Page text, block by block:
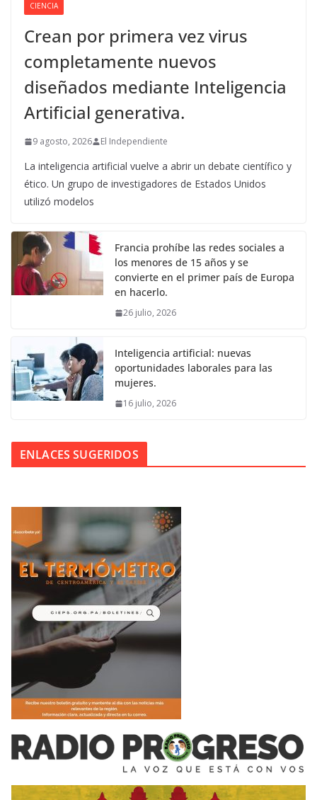
CIENCIA
Crean por primera vez virus
completamente nuevos
diseñados mediante Inteligencia
Artificial generativa.
9 agosto, 2026 El Independiente
La inteligencia artificial vuelve a abrir un debate científico y
ético. Un grupo de investigadores de Estados Unidos
utilizó modelos
Francia prohíbe las redes sociales a
los menores de 15 años y se
convierte en el primer país de Europa
en hacerlo.
26 julio, 2026
Inteligencia artificial: nuevas
oportunidades laborales para las
mujeres.
16 julio, 2026
ENLACES SUGERIDOS